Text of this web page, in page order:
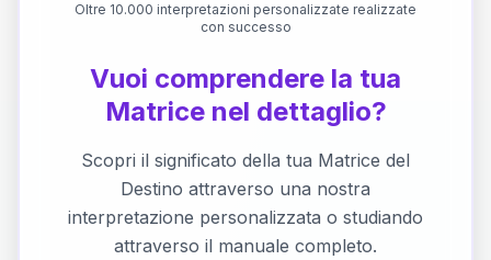
Oltre 10.000 interpretazioni personalizzate realizzate
con successo
Vuoi comprendere la tua
Matrice nel dettaglio?
Scopri il significato della tua Matrice del
Destino attraverso una nostra
interpretazione personalizzata o studiando
attraverso il manuale completo.